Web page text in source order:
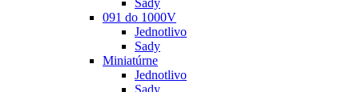
Sady
091 do 1000V
Jednotlivo
Sady
Miniatúrne
Jednotlivo
Sady